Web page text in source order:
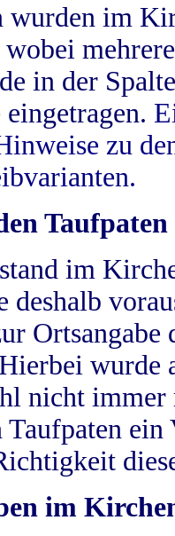
wurden im
in der
zu
Taufpaten
im
wurde
nicht
im